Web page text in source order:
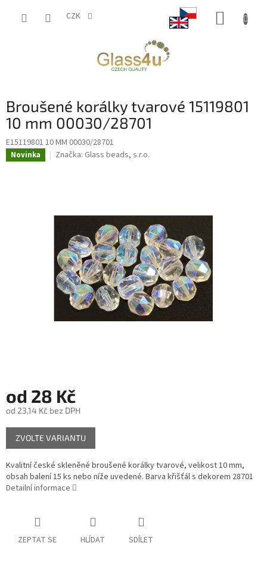
CZK
Broušené korálky tvarové 15119801
10 mm 00030/28701
E15119801 10 MM 00030/28701
Novinka Značka: Glass beads, s.r.o.
od 28 Kč
od 23,14 Kč bez DPH
Měrná
cena:
ZVOLTE VARIANTU
Kvalitní české skleněné broušené korálky tvarové, velikost 10 mm,
obsah balení 15 ks nebo níže uvedené. Barva křišťál s dekorem 28701
Detailní informace
ZEPTAT SE HLÍDAT SDÍLET